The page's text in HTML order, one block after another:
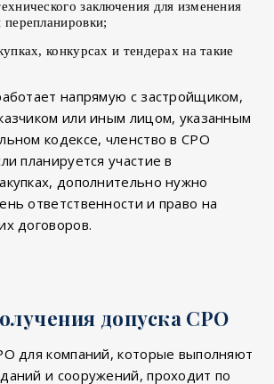
заключения для изменения
перепланировки;
конкурсах и тендерах на такие
напрямую с застройщиком,
или иным лицом, указанным
кодексе, членство в СРО
планируется участие в
дополнительно нужно
ответственности и право на
договоров.
допуска СРО
для компаний, которые выполняют
и сооружений, проходит по